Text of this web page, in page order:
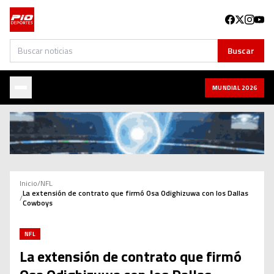
Buscar Buscar
MUNDIAL 2026
Inicio/NFL
/La extensión de contrato que firmó Osa Odighizuwa con los Dallas
Cowboys
NFL
La extensión de contrato que firmó